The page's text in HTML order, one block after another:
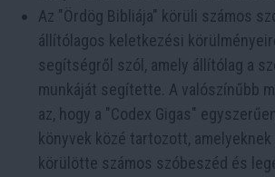
Az "Ördög Bibliája" körüli számos
állítólagos keletkezési
segítségről szól, amely állítólag a
munkáját segítette. A valószínűbb
az, hogy a "Codex Gigas"
könyvek közé tartozott,
körülötte számos szóbeszéd és